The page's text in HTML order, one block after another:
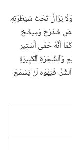
يَزَالُ تَحْتَ سَيْطَرَتِهِ.‏
شَدْرَخ وَمِيشَخ
أَنَّهُ حَمَى أَسْتِير
وَٱلشَّجَرَةِ ٱلْكَبِيرَةِ
فَيَهْوَه لَنْ يَسْمَحَ